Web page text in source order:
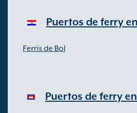
Puertos de ferry
Ferris de Bol
Puertos de ferry